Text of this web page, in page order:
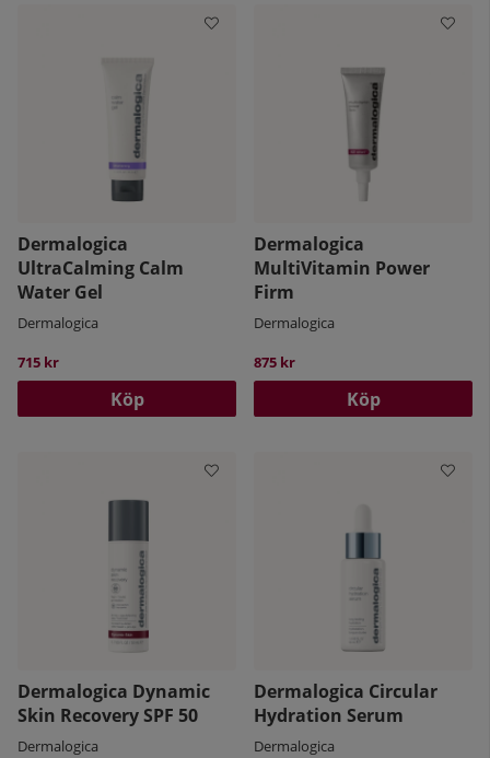
Dermalogica
UltraCalming Calm
Water Gel
Dermalogica
715 kr
Köp
Dermalogica
MultiVitamin Power
Firm
Dermalogica
875 kr
Köp
Dermalogica Dynamic
Skin Recovery SPF 50
Dermalogica
Dermalogica Circular
Hydration Serum
Dermalogica